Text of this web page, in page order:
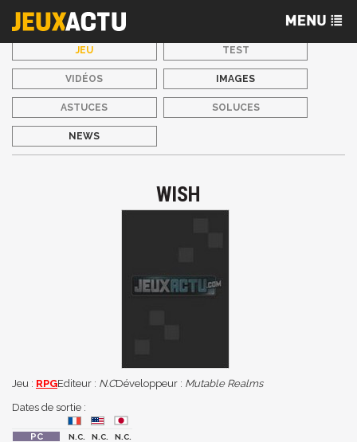
JEU TEST
VIDÉOS IMAGES
ASTUCES SOLUCES
NEWS
WISH
Jeu : RPGEditeur : N.CDéveloppeur : Mutable Realms
Dates de sortie :
N.C. N.C. N.C.